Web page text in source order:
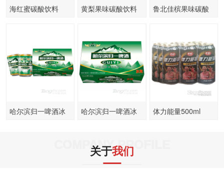
海红蜜碳酸饮料
黄梨果味碳酸饮料
鲁北佳槟果味碳酸
哈尔滨归一啤酒冰
哈尔滨归一啤酒冰
体力能量500ml
COMPANY PROFILE
关于我们